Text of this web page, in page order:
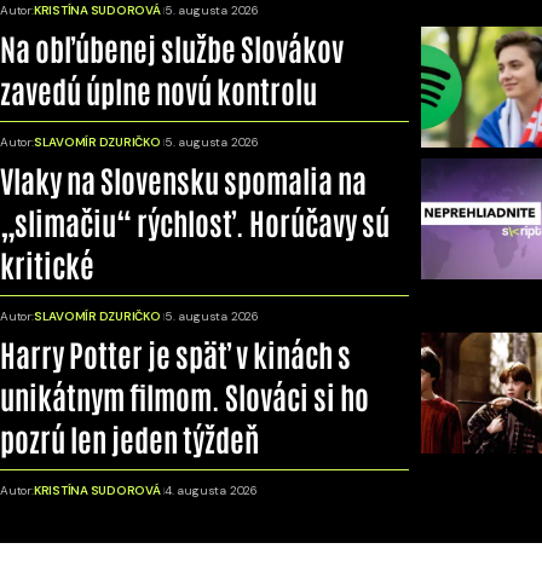
Autor:KRISTÍNA SUDOROVÁ 5. augusta 2026
Na obľúbenej službe Slovákov
zavedú úplne novú kontrolu
Autor:SLAVOMÍR DZURIČKO 5. augusta 2026
Vlaky na Slovensku spomalia na
„slimačiu“ rýchlosť. Horúčavy sú
kritické
Autor:SLAVOMÍR DZURIČKO 5. augusta 2026
Harry Potter je späť v kinách s
unikátnym filmom. Slováci si ho
pozrú len jeden týždeň
Autor:KRISTÍNA SUDOROVÁ 4. augusta 2026